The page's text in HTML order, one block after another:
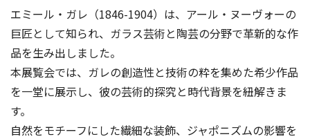
エミール・ガレ（1846-1904）は、アール・ヌーヴォーの
巨匠として知られ、ガラス芸術と陶芸の分野で革新的な作
品を生み出しました。
本展覧会では、ガレの創造性と技術の粋を集めた希少作品
を一堂に展示し、彼の芸術的探究と時代背景を紐解きま
す。
自然をモチーフにした繊細な装飾、ジャポニズムの影響を